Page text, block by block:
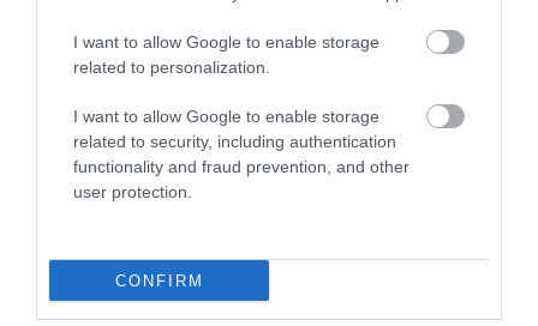
I want to allow Google to enable storage
related to personalization.
I want to allow Google to enable storage
related to security, including authentication
functionality and fraud prevention, and other
user protection.
CONFIRM
TRANSZPLANTÁCIÓS
AZ ORVOSLÁS EGYIK
LEGKEGYETLENEBB
AUDHD: AMIKOR AZ AUTIZMUS
2026-04-21